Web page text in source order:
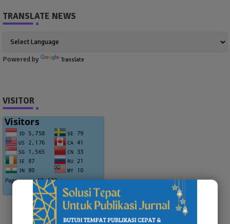
TRANSLATE NEWS
Powered by Translate
VISITOR